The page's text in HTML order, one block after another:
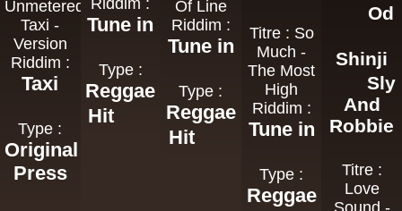
Unmetered
Taxi -
Version
Riddim :
Taxi
Type :
Original
Press
Riddim :
Tune in
Type :
Reggae
Hit
Of Line
Riddim :
Tune in
Type :
Reggae
Hit
Titre : So
Much -
The Most
High
Riddim :
Tune in
Type :
Reggae
Od
Shinji
Sly
And
Robbie
Titre :
Love
Sound -